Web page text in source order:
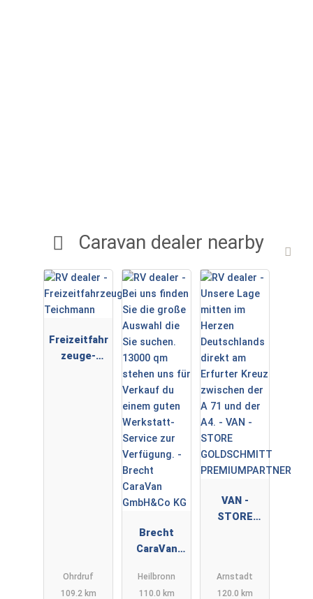
Caravan dealer nearby
Freizeitfahr
zeuge-
Ohrdruf
109.2 km
Brecht
CaraVan
KG
Heilbronn
110.0 km
VAN -
STORE
RTNER
Arnstadt
120.0 km